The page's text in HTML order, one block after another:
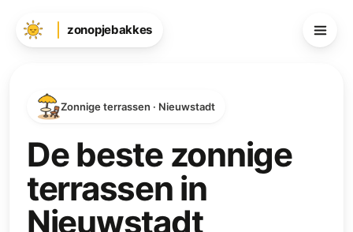
zonopjebakkes
Zonnige terrassen · Nieuwstadt
De beste zonnige
terrassen in
Nieuwstadt